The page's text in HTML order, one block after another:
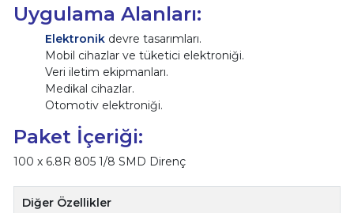
Uygulama Alanları:
Elektronik devre tasarımları.
Mobil cihazlar ve tüketici elektroniği.
Veri iletim ekipmanları.
Medikal cihazlar.
Otomotiv elektroniği.
Paket İçeriği:
100 x 6.8R 805 1/8 SMD Direnç
Diğer Özellikler